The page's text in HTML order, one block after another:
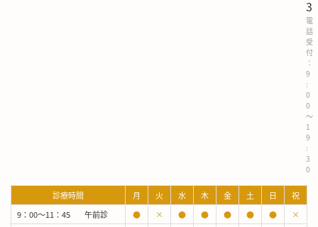
3
電
話
受
付
：
9
:
0
0
～
1
9
:
3
0
診療時間 月 火 水 木 金 土 日
祝
9：00～11：45
午前診 ● × ● ● ● ● ●
×